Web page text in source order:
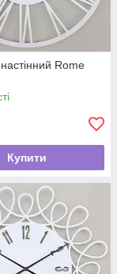
Rome
Купити